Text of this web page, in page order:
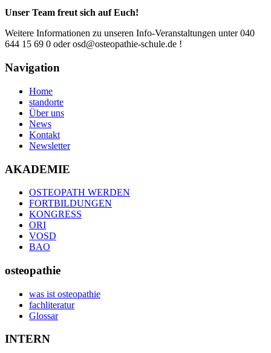
Unser Team freut sich auf Euch!
Weitere Informationen zu unseren Info-Veranstaltungen unter 040
644 15 69 0 oder osd@osteopathie-schule.de !
Navigation
Home
standorte
Über uns
News
Kontakt
Newsletter
AKADEMIE
OSTEOPATH WERDEN
FORTBILDUNGEN
KONGRESS
ORI
VOSD
BAO
osteopathie
was ist osteopathie
fachliteratur
Glossar
INTERN